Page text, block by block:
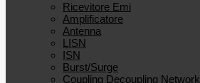
Ricevitore Emi
Amplificatore
Antenna
LISN
ISN
Burst/Surge
Coupling Decoupling Network